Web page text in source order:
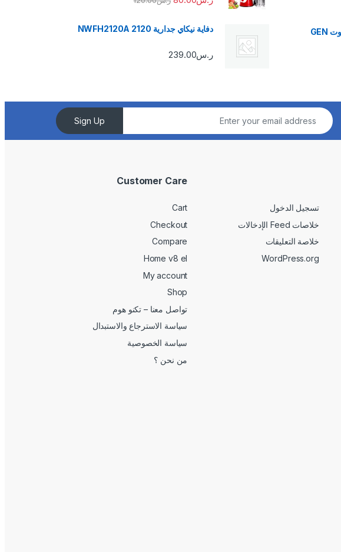
مكيف صحراوي هندي 50لتر بريموت GEN
دفاية نيكاي جدارية 2120 NWFH2120A
ر.س239.00
Sign Up
تسجيل الدخول
خلاصات Feed الإدخالات
خلاصة التعليقات
WordPress.org
Customer Care
Cart
Checkout
Compare
Home v8 el
My account
Shop
تواصل معنا – تكنو هوم
سياسة الاسترجاع والاستبدال
سياسة الخصوصية
من نحن ؟